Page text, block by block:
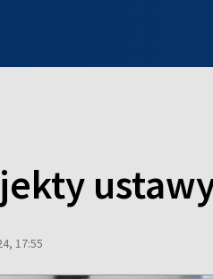
17:55